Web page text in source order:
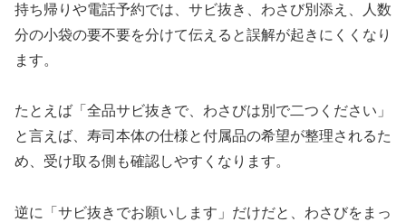
持ち帰りや電話予約では、サビ抜き、わさび別添え、人数
分の小袋の要不要を分けて伝えると誤解が起きにくくなり
ます。
たとえば「全品サビ抜きで、わさびは別で二つください」
と言えば、寿司本体の仕様と付属品の希望が整理されるた
め、受け取る側も確認しやすくなります。
逆に「サビ抜きでお願いします」だけだと、わさびをまっ